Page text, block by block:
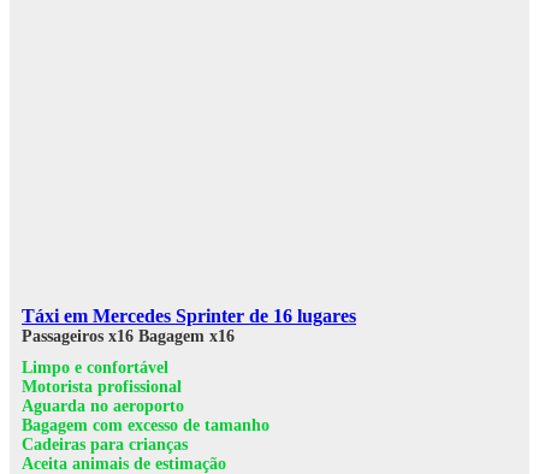
Táxi em Mercedes Sprinter de 16 lugares
Passageiros x16 Bagagem x16
Limpo e confortável
Motorista profissional
Aguarda no aeroporto
Bagagem com excesso de tamanho
Cadeiras para crianças
Aceita animais de estimação